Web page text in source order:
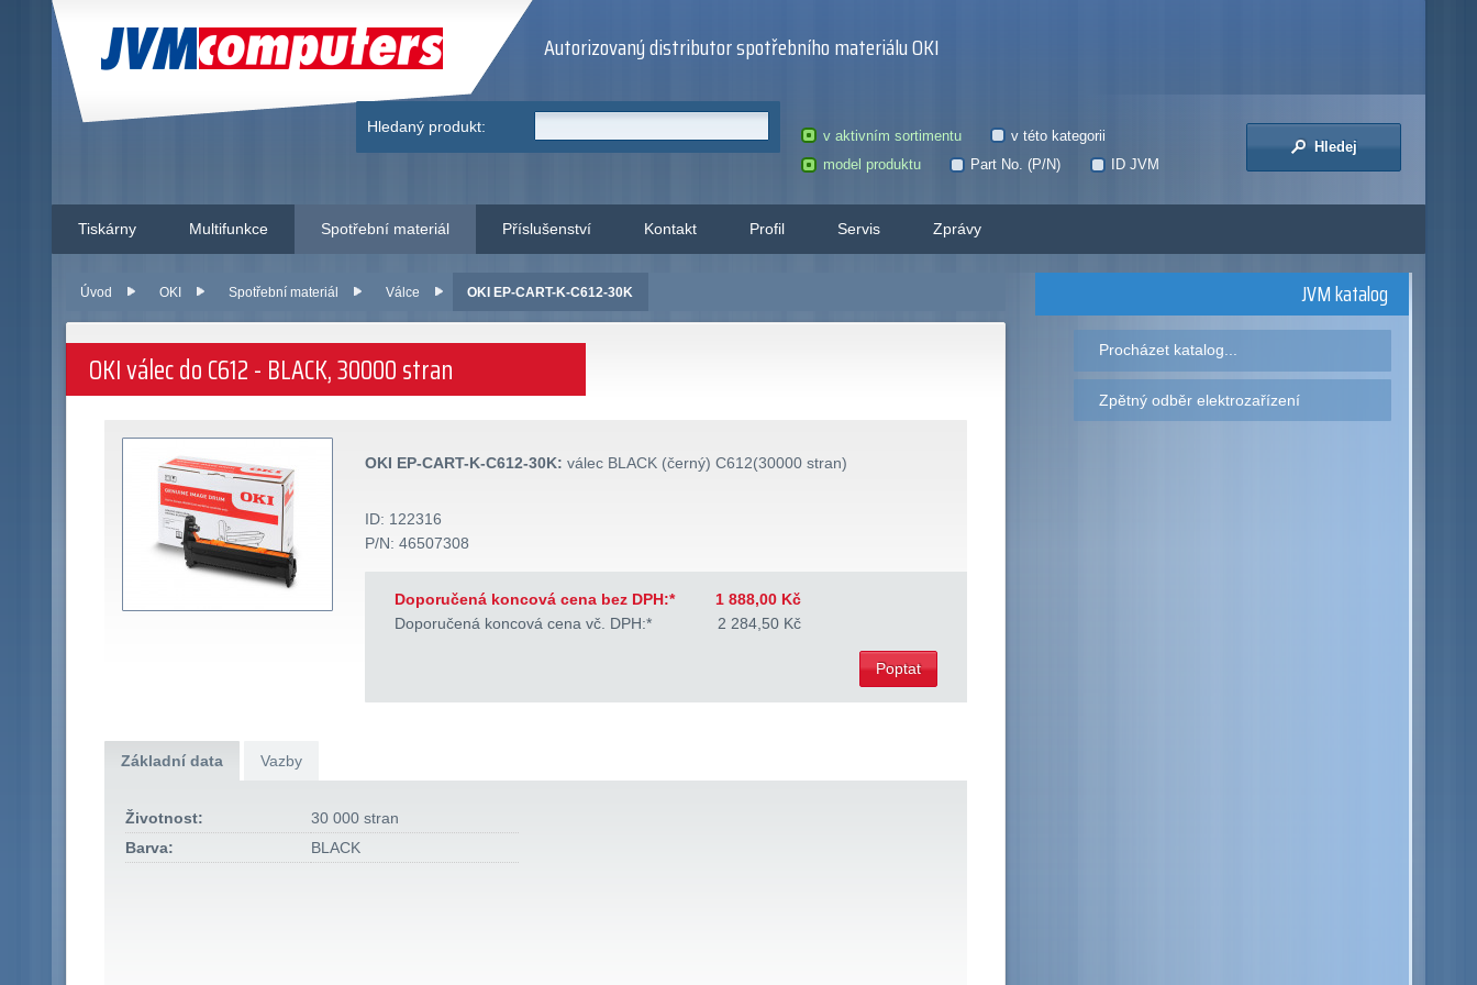
JVM Computers Autorizovaný distributor spotřebního materiálu OKI
Hledaný produkt:
v aktivním sortimentu
v této kategorii
model produktu
Part No. (P/N) ID JVM
Hledej
Tiskárny Multifunkce Spotřební materiál Příslušenství Kontakt Profil Servis Zprávy
Úvod OKI Spotřební materiál Válce OKI EP-CART-K-C612-30K
OKI válec do C612 - BLACK, 30000 stran
OKI EP-CART-K-C612-30K: válec BLACK (černý) C612(30000 stran)
ID: 122316
P/N: 46507308
Doporučená koncová cena bez DPH:*
1 888,00 Kč
Doporučená koncová cena vč. DPH:*
2 284,50 Kč
Poptat
Základní data Vazby
Životnost:
30 000 stran
Barva:
BLACK
JVM katalog
Procházet katalog...
Zpětný odběr elektrozařízení